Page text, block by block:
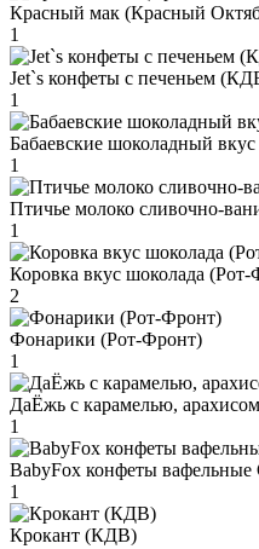
Красный мак (Красный
1
Jet`s конфеты с печеньем
1
Бабаевские шоколадный
1
Птичье молоко сливочно-
1
Коровка вкус шоколада
2
Фонарики (Рот-Фронт)
1
ДаЁжь с карамелью,
1
BabyFox конфеты
1
Крокант (КДВ)